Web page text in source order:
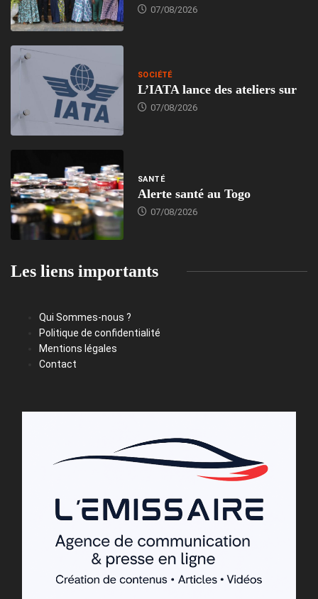
07/08/2026
SOCIÉTÉ
L’IATA lance des ateliers sur
07/08/2026
SANTÉ
Alerte santé au Togo
07/08/2026
Les liens importants
Qui Sommes-nous ?
Politique de confidentialité
Mentions légales
Contact